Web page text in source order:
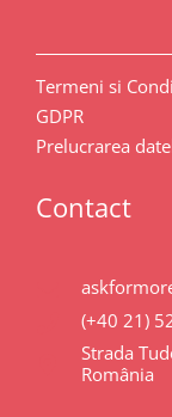
Termeni si
GDPR
Prelucrarea
Contact
(+40 21)
Strada
România